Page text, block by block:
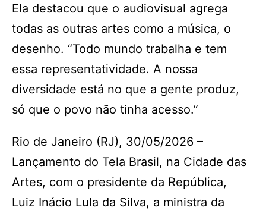
Ela destacou que o audiovisual agrega
todas as outras artes como a música, o
desenho. “Todo mundo trabalha e tem
essa representatividade. A nossa
diversidade está no que a gente produz,
só que o povo não tinha acesso.”
Rio de Janeiro (RJ), 30/05/2026 –
Lançamento do Tela Brasil, na Cidade das
Artes, com o presidente da República,
Luiz Inácio Lula da Silva, a ministra da